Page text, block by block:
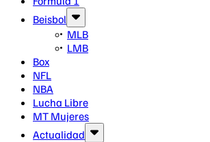
Beisbol
MLB
LMB
Box
NFL
NBA
Lucha Libre
MT Mujeres
Actualidad